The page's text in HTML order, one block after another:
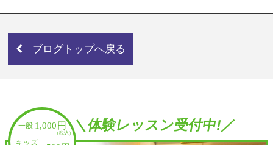
ブログトップへ戻る
＼体験レッスン受付中!／